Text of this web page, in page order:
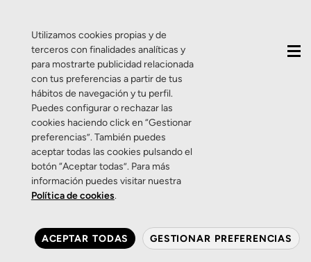
Etiqueta:lentes
distancias medias
Promociones Salud Visual
Promoción: Progresivos
ocupacionales que mejoran
Utilizamos cookies propias y de
terceros con finalidades analíticas y
para mostrarte publicidad relacionada
con tus preferencias a partir de tus
hábitos de navegación y tu perfil.
Puedes configurar o rechazar las
cookies haciendo click en “Gestionar
preferencias”. También puedes
aceptar todas las cookies pulsando el
botón “Aceptar todas”. Para más
información puedes visitar nuestra
Política de cookies.
ACEPTAR TODAS GESTIONAR PREFERENCIAS